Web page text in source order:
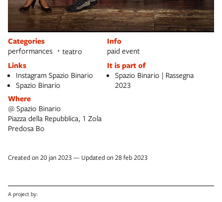
Categories
performances teatro
Info
paid event
Links
Instagram Spazio Binario
Spazio Binario
It is part of
Spazio Binario | Rassegna
2023
Where
@ Spazio Binario
Piazza della Repubblica, 1 Zola
Predosa Bo
Created on 20 jan 2023 — Updated on 28 feb 2023
A project by: